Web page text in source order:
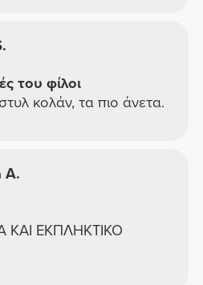
του φίλοι
κολάν, τα πιο άνετα.
A.
ΕΚΠΛΗΚΤΙΚΟ